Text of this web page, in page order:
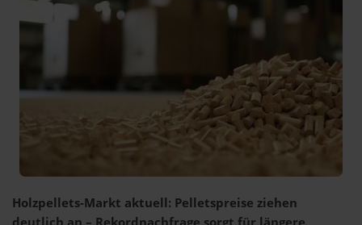
Holzpellets-Markt aktuell: Pelletspreise ziehen